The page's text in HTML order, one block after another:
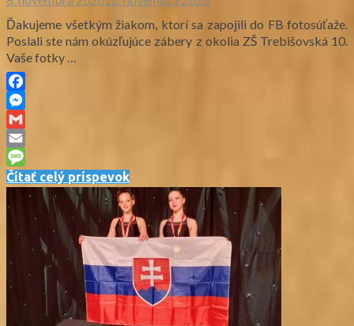
Ďakujeme všetkým žiakom, ktorí sa zapojili do FB fotosúťaže.
Poslali ste nám okúzľujúce zábery z okolia ZŠ Trebišovská 10.
Vaše fotky …
Facebook
Messenger
Gmail
Email
Message
Čítať celý príspevok